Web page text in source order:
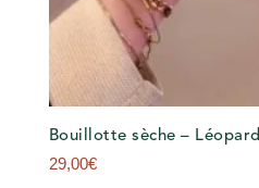
Bouillotte sèche – Léopard
29,00€